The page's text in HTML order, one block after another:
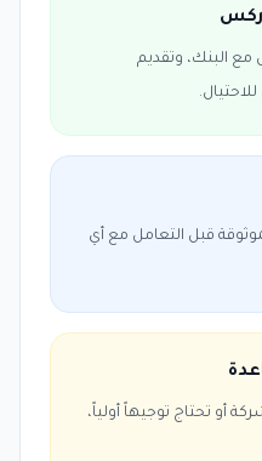
مع البنك، وتقديم
قبل التعامل مع أي
أو تحتاج توجيهاً أولياً،